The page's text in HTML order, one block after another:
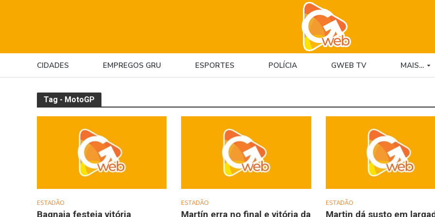
CIDADES EMPREGOS GRU ESPORTES POLÍCIA GWEB TV MAIS…
Tag - MotoGP
ESTADÃO
Bagnaia festeja vitória
ESTADÃO
Martín erra no final e vitória da
ESTADÃO
Martin dá susto em